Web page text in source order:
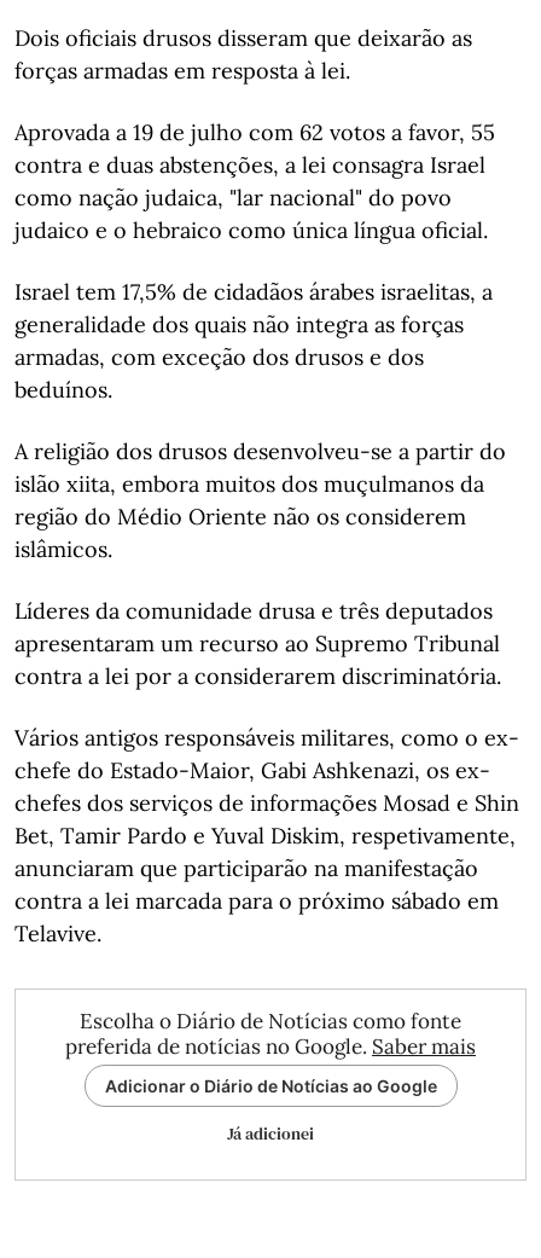
Dois oficiais drusos disseram que deixarão as
forças armadas em resposta à lei.
Aprovada a 19 de julho com 62 votos a favor, 55
contra e duas abstenções, a lei consagra Israel
como nação judaica, "lar nacional" do povo
judaico e o hebraico como única língua oficial.
Israel tem 17,5% de cidadãos árabes israelitas, a
generalidade dos quais não integra as forças
armadas, com exceção dos drusos e dos
beduínos.
A religião dos drusos desenvolveu-se a partir do
islão xiita, embora muitos dos muçulmanos da
região do Médio Oriente não os considerem
islâmicos.
Líderes da comunidade drusa e três deputados
apresentaram um recurso ao Supremo Tribunal
contra a lei por a considerarem discriminatória.
Vários antigos responsáveis militares, como o ex-
chefe do Estado-Maior, Gabi Ashkenazi, os ex-
chefes dos serviços de informações Mosad e Shin
Bet, Tamir Pardo e Yuval Diskim, respetivamente,
anunciaram que participarão na manifestação
contra a lei marcada para o próximo sábado em
Telavive.
Escolha o Diário de Notícias como fonte
preferida de notícias no Google. Saber mais
Adicionar o Diário de Notícias ao Google
Já adicionei